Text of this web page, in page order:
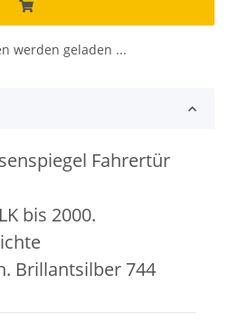
werden geladen ...
Fahrertür
bis 2000.
Brillantsilber 744